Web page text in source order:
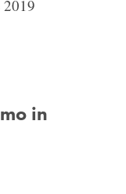
in